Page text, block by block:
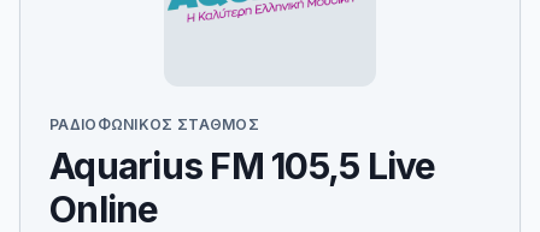
ΡΑΔΙΟΦΩΝΙΚΌΣ ΣΤΑΘΜΌΣ
Aquarius FM 105,5 Live
Online